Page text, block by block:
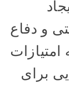
و دفاع
برای